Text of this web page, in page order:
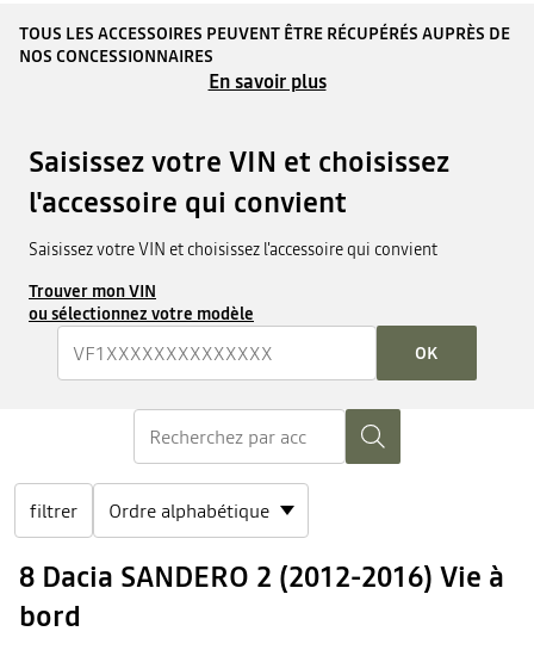
TOUS LES ACCESSOIRES PEUVENT ÊTRE RÉCUPÉRÉS AUPRÈS DE
NOS CONCESSIONNAIRES
En savoir plus
Saisissez votre VIN et choisissez
l'accessoire qui convient
Saisissez votre VIN et choisissez l'accessoire qui convient
Trouver mon VIN
ou sélectionnez votre modèle
OK
filtrer
8 Dacia SANDERO 2 (2012-2016) Vie à
bord